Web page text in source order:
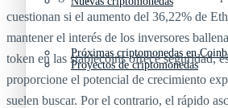
Próximas criptomonedas en
Proyectos de criptomonedas
cuestionan si el aumento del 36,22% de
mantener el interés de los inversores
token en las stablecoins ofrece seguridad,
proporcione el potencial de crecimiento
suelen buscar. Por el contrario, el rápido